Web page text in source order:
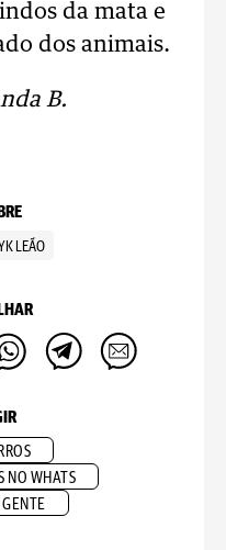
da mata e
dos animais.
B.
LEÃO
NO WHATS